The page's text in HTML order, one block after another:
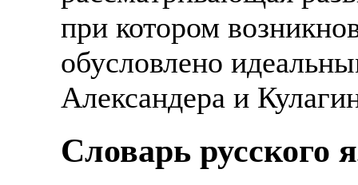
при котором
обусловлено
Александера и
Словарь